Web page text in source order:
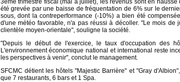
3ème trimestre fiscal (mai à juillet), les revenus sont en
été grevée par une baisse de fréquentation de 6% sur le
sous, dont la contreperformance (-10%) a bien été
d'une météo favorable, n'a pas réussi à décoller. "Le mois
clientèle moyen-orientale", souligne la société.
"Depuis le début de l'exercice, le taux d'occupation des
L'environnement économique national et international reste
les perspectives à venir", conclut le management.
SFCMC détient les hôtels "Majestic Barrière" et "Gray
que 7 restaurants, 6 bars et 1 Spa.